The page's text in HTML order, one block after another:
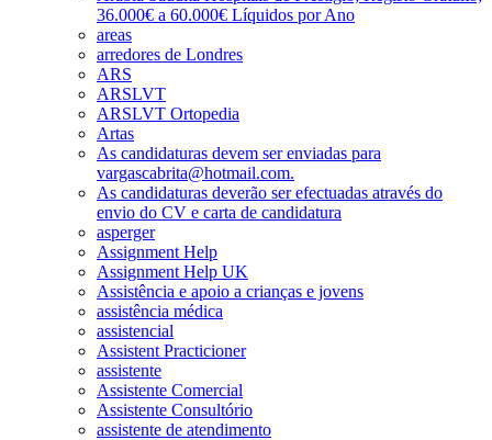
36.000€ a 60.000€ Líquidos por Ano
areas
arredores de Londres
ARS
ARSLVT
ARSLVT Ortopedia
Artas
As candidaturas devem ser enviadas para
vargascabrita@hotmail.com.
As candidaturas deverão ser efectuadas através do
envio do CV e carta de candidatura
asperger
Assignment Help
Assignment Help UK
Assistência e apoio a crianças e jovens
assistência médica
assistencial
Assistent Practicioner
assistente
Assistente Comercial
Assistente Consultório
assistente de atendimento